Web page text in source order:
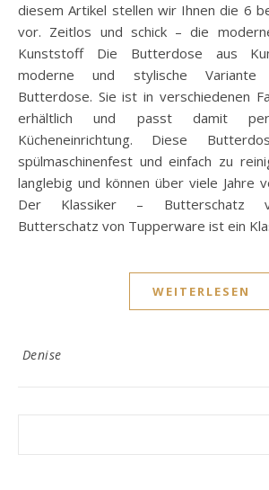
diesem Artikel stellen wir Ihnen die 6
vor. Zeitlos und schick – die
Kunststoff Die Butterdose aus
moderne und stylische Variante
Butterdose. Sie ist in verschiedenen
erhältlich und passt damit
Kücheneinrichtung. Diese
spülmaschinenfest und einfach zu
langlebig und können über viele Jahre
Der Klassiker – Butterschatz
Butterschatz von Tupperware ist ein
WEITERLESEN
Denise